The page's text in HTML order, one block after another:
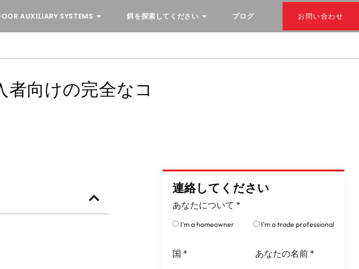
AUXILIARY SYSTEMS 餌を探索してください ブログ お問い合わせ
向けの完全なコ
連絡してください
あなたについて *
I'm a homeowner I'm a trade professional
国 * あなたの名前 *